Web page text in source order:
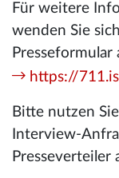
Für weitere
wenden Sie
Presseformular
https://
Bitte nutzen
Interview-
Presseverteiler